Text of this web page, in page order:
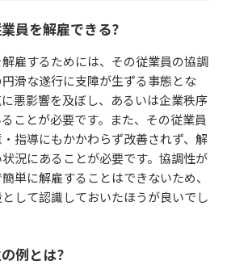
員を解雇できる？
雇するためには、その従業員の協調
滑な遂行に支障が生ずる事態とな
悪影響を及ぼし、あるいは企業秩序
ことが必要です。また、その従業員
指導にもかかわらず改善されず、解
況にあることが必要です。協調性が
単に解雇することはできないため、
して認識しておいたほうが良いでし
例とは？